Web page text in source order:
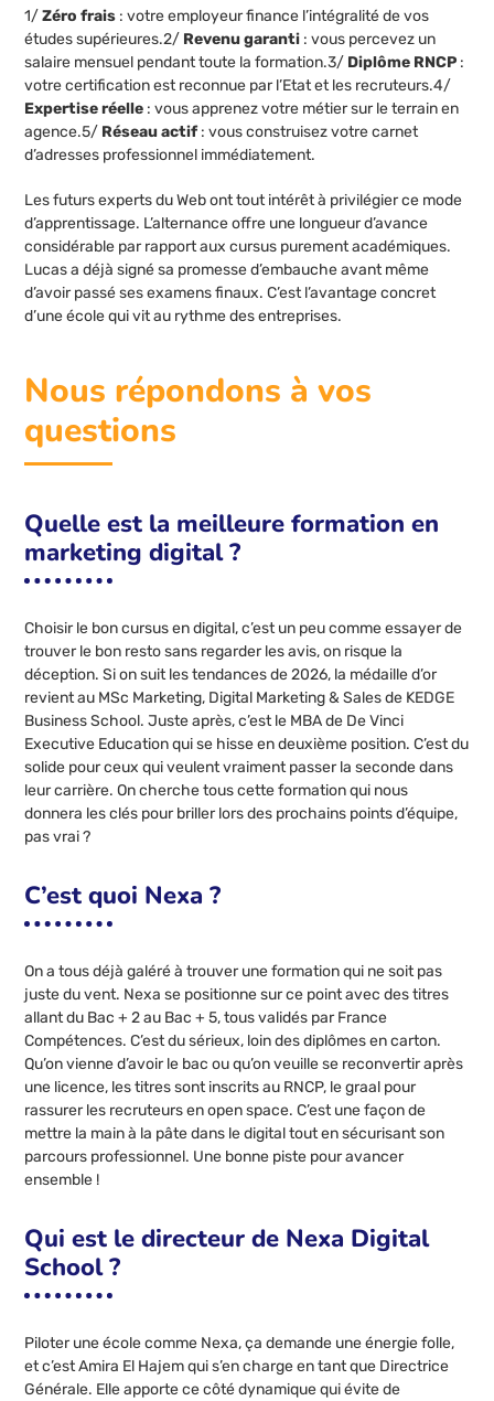
1/Zéro frais : votre employeur finance l’intégralité de vos
études supérieures.2/ Revenu garanti : vous percevez un
salaire mensuel pendant toute la formation.3/ Diplôme RNCP :
votre certification est reconnue par l’Etat et les recruteurs.4/
Expertise réelle : vous apprenez votre métier sur le terrain en
agence.5/ Réseau actif: vous construisez votre carnet
d’adresses professionnel immédiatement.
Les futurs experts du Web ont tout intérêt à privilégier ce mode
d’apprentissage. L’alternance offre une longueur d’avance
considérable par rapport aux cursus purement académiques.
Lucas a déjà signé sa promesse d’embauche avant même
d’avoir passé ses examens finaux. C’est l’avantage concret
d’une école qui vit au rythme des entreprises.
Nous répondons à vos
questions
Quelle est la meilleure formation en
marketing digital ?
Choisir le bon cursus en digital, c’est un peu comme essayer de
trouver le bon resto sans regarder les avis, on risque la
déception. Si on suit les tendances de 2026, la médaille d’or
revient au MSc Marketing, Digital Marketing & Sales de KEDGE
Business School. Juste après, c’est le MBA de De Vinci
Executive Education qui se hisse en deuxième position. C’est du
solide pour ceux qui veulent vraiment passer la seconde dans
leur carrière. On cherche tous cette formation qui nous
donnera les clés pour briller lors des prochains points d’équipe,
pas vrai ?
C’est quoi Nexa ?
On a tous déjà galéré à trouver une formation qui ne soit pas
juste du vent. Nexa se positionne sur ce point avec des titres
allant du Bac + 2 au Bac + 5, tous validés par France
Compétences. C’est du sérieux, loin des diplômes en carton.
Qu’on vienne d’avoir le bac ou qu’on veuille se reconvertir après
une licence, les titres sont inscrits au RNCP, le graal pour
rassurer les recruteurs en open space. C’est une façon de
mettre la main à la pâte dans le digital tout en sécurisant son
parcours professionnel. Une bonne piste pour avancer
ensemble !
Qui est le directeur de Nexa Digital
School ?
Piloter une école comme Nexa, ça demande une énergie folle,
et c’est Amira El Hajem qui s’en charge en tant que Directrice
Générale. Elle apporte ce côté dynamique qui évite de